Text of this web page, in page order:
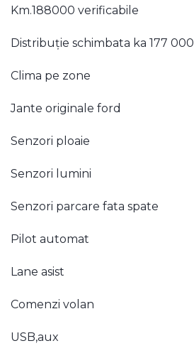
Km.188000 verificabile
Distribuție schimbata ka 177 000
Clima pe zone
Jante originale ford
Senzori ploaie
Senzori lumini
Senzori parcare fata spate
Pilot automat
Lane asist
Comenzi volan
USB,aux